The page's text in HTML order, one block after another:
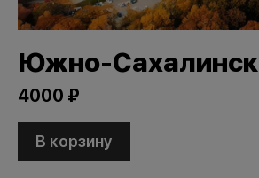
Южно-Сахалинск
4000 ₽
В корзину